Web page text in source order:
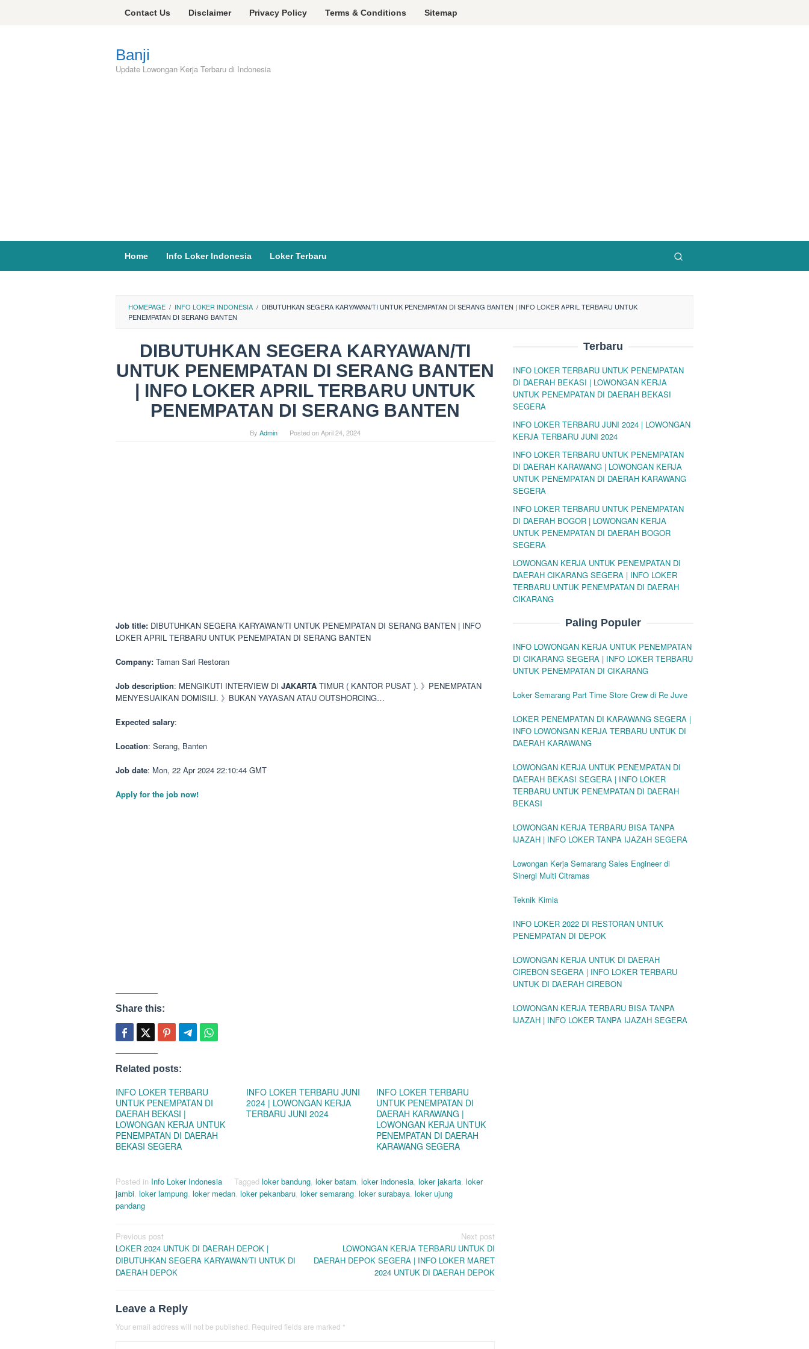
Contact Us Disclaimer Privacy Policy Terms & Conditions Sitemap
Banji
Update Lowongan Kerja Terbaru di Indonesia
Home Info Loker Indonesia Loker Terbaru
HOMEPAGE / INFO LOKER INDONESIA / DIBUTUHKAN SEGERA KARYAWAN/TI UNTUK PENEMPATAN DI SERANG BANTEN | INFO LOKER APRIL TERBARU UNTUK
PENEMPATAN DI SERANG BANTEN
DIBUTUHKAN SEGERA KARYAWAN/TI
UNTUK PENEMPATAN DI SERANG BANTEN
| INFO LOKER APRIL TERBARU UNTUK
PENEMPATAN DI SERANG BANTEN
By Admin Posted onApril 24, 2024
Job title: DIBUTUHKAN SEGERA KARYAWAN/TI UNTUK PENEMPATAN DI SERANG BANTEN | INFO
LOKER APRIL TERBARU UNTUK PENEMPATAN DI SERANG BANTEN
Company: Taman Sari Restoran
Job description: MENGIKUTI INTERVIEW DI JAKARTA TIMUR ( KANTOR PUSAT ). 》PENEMPATAN
MENYESUAIKAN DOMISILI. 》BUKAN YAYASAN ATAU OUTSHORCING…
Expected salary:
Location: Serang, Banten
Job date: Mon, 22 Apr 2024 22:10:44 GMT
Apply for the job now!
Share this:
Related posts:
INFO LOKER TERBARU
UNTUK PENEMPATAN DI
DAERAH BEKASI |
LOWONGAN KERJA UNTUK
PENEMPATAN DI DAERAH
BEKASI SEGERA
INFO LOKER TERBARU JUNI
2024 | LOWONGAN KERJA
TERBARU JUNI 2024
INFO LOKER TERBARU
UNTUK PENEMPATAN DI
DAERAH KARAWANG |
LOWONGAN KERJA UNTUK
PENEMPATAN DI DAERAH
KARAWANG SEGERA
Posted in Info Loker Indonesia Tagged loker bandung, loker batam, loker indonesia, loker jakarta, loker
jambi, loker lampung, loker medan, loker pekanbaru, loker semarang, loker surabaya, loker ujung
pandang
Post
navigation
Previous post
LOKER 2024 UNTUK DI DAERAH DEPOK |
DIBUTUHKAN SEGERA KARYAWAN/TI UNTUK DI
DAERAH DEPOK
Next post
LOWONGAN KERJA TERBARU UNTUK DI
DAERAH DEPOK SEGERA | INFO LOKER MARET
2024 UNTUK DI DAERAH DEPOK
Leave a Reply
Your email address will not be published. Required fields are marked *
Terbaru
INFO LOKER TERBARU UNTUK PENEMPATAN
DI DAERAH BEKASI | LOWONGAN KERJA
UNTUK PENEMPATAN DI DAERAH BEKASI
SEGERA
INFO LOKER TERBARU JUNI 2024 | LOWONGAN
KERJA TERBARU JUNI 2024
INFO LOKER TERBARU UNTUK PENEMPATAN
DI DAERAH KARAWANG | LOWONGAN KERJA
UNTUK PENEMPATAN DI DAERAH KARAWANG
SEGERA
INFO LOKER TERBARU UNTUK PENEMPATAN
DI DAERAH BOGOR | LOWONGAN KERJA
UNTUK PENEMPATAN DI DAERAH BOGOR
SEGERA
LOWONGAN KERJA UNTUK PENEMPATAN DI
DAERAH CIKARANG SEGERA | INFO LOKER
TERBARU UNTUK PENEMPATAN DI DAERAH
CIKARANG
Paling Populer
INFO LOWONGAN KERJA UNTUK PENEMPATAN
DI CIKARANG SEGERA | INFO LOKER TERBARU
UNTUK PENEMPATAN DI CIKARANG
Loker Semarang Part Time Store Crew di Re Juve
LOKER PENEMPATAN DI KARAWANG SEGERA |
INFO LOWONGAN KERJA TERBARU UNTUK DI
DAERAH KARAWANG
LOWONGAN KERJA UNTUK PENEMPATAN DI
DAERAH BEKASI SEGERA | INFO LOKER
TERBARU UNTUK PENEMPATAN DI DAERAH
BEKASI
LOWONGAN KERJA TERBARU BISA TANPA
IJAZAH | INFO LOKER TANPA IJAZAH SEGERA
Lowongan Kerja Semarang Sales Engineer di
Sinergi Multi Citramas
Teknik Kimia
INFO LOKER 2022 DI RESTORAN UNTUK
PENEMPATAN DI DEPOK
LOWONGAN KERJA UNTUK DI DAERAH
CIREBON SEGERA | INFO LOKER TERBARU
UNTUK DI DAERAH CIREBON
LOWONGAN KERJA TERBARU BISA TANPA
IJAZAH | INFO LOKER TANPA IJAZAH SEGERA